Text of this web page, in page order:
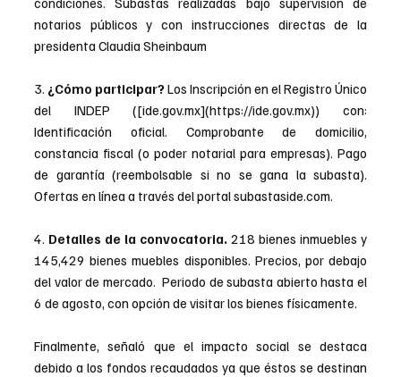
notarios públicos y con instrucciones directas de la
presidenta Claudia Sheinbaum
3. ¿Cómo participar? Los Inscripción en el Registro Único
del INDEP ([ide.gov.mx](https://ide.gov.mx)) con:
Identificación oficial. Comprobante de domicilio,
constancia fiscal (o poder notarial para empresas). Pago
de garantía (reembolsable si no se gana la subasta).
Ofertas en línea a través del portal subastaside.com.
4. Detalles de la convocatoria. 218 bienes inmuebles y
145,429 bienes muebles disponibles. Precios, por debajo
del valor de mercado.  Periodo de subasta abierto hasta el
6 de agosto, con opción de visitar los bienes físicamente.
Finalmente, señaló que el impacto social se destaca
debido a los fondos recaudados ya que éstos se destinan